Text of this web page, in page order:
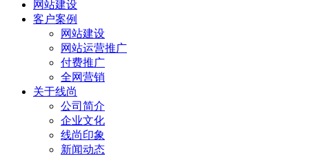
网站建设
客户案例
网站建设
网站运营推广
付费推广
全网营销
关于线尚
公司简介
企业文化
线尚印象
新闻动态